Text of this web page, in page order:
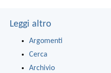
Leggi altro
Argomenti
Cerca
Archivio